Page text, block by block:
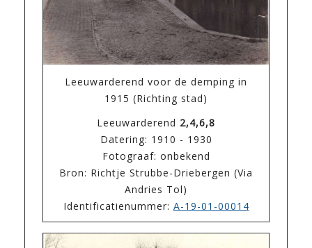
Leeuwarderend voor de demping in
1915 (Richting stad)
Leeuwarderend 2,4,6,8
Datering: 1910 - 1930
Fotograaf: onbekend
Bron: Richtje Strubbe-Driebergen (Via
Andries Tol)
Identificatienummer: A-19-01-00014